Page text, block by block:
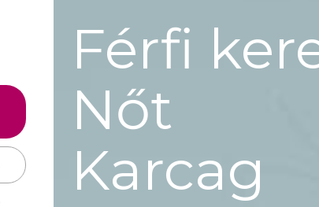
Férfi
Nőt
Karcag